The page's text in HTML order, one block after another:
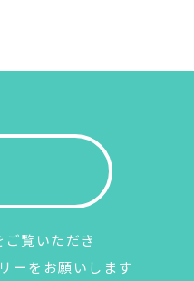
ご覧いただき
ーをお願いします